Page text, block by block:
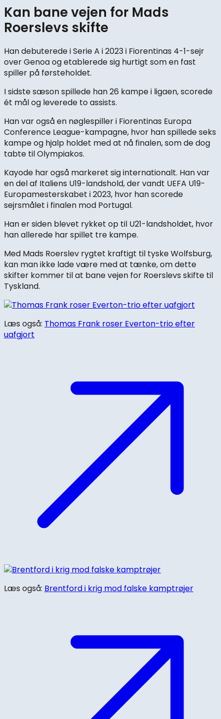
Kan bane vejen for Mads
Roerslevs skifte
Han debuterede i Serie A i 2023 i Fiorentinas 4-1-sejr
over Genoa og etablerede sig hurtigt som en fast
spiller på førsteholdet.
I sidste sæson spillede han 26 kampe i ligaen, scorede
ét mål og leverede to assists.
Han var også en nøglespiller i Fiorentinas Europa
Conference League-kampagne, hvor han spillede seks
kampe og hjalp holdet med at nå finalen, som de dog
tabte til Olympiakos.
Kayode har også markeret sig internationalt. Han var
en del af Italiens U19-landshold, der vandt UEFA U19-
Europamesterskabet i 2023, hvor han scorede
sejrsmålet i finalen mod Portugal.
Han er siden blevet rykket op til U21-landsholdet, hvor
han allerede har spillet tre kampe.
Med Mads Roerslev rygtet kraftigt til tyske Wolfsburg,
kan man ikke lade være med at tænke, om dette
skifter kommer til at bane vejen for Roerslevs skifte til
Tyskland.
Læs også: Thomas Frank roser Everton-trio efter
uafgjort
Læs også: Brentford i krig mod falske kamptrøjer